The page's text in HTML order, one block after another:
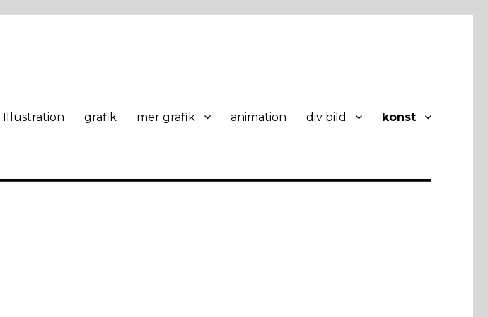
Illustration grafik mer grafik animation div bild konst